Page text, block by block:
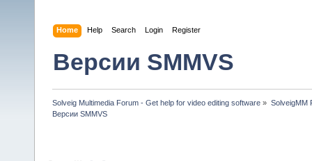
Home Help Search Login Register
Версии SMMVS
Solveig Multimedia Forum - Get help for video editing software » SolveigMM
Версии SMMVS